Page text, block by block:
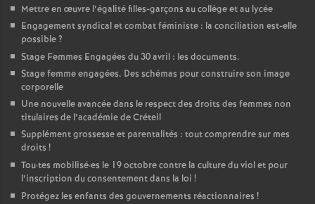
Mettre en œuvre l’égalité filles-garçons au collège et au lycée
Engagement syndical et combat féministe : la conciliation est-elle
possible?
Stage Femmes Engagées du 30 avril : les documents.
Stage femme engagées. Des schémas pour construire son image
corporelle
Une nouvelle avancée dans le respect des droits des femmes non
titulaires de l’académie de Créteil
Supplément grossesse et parentalités : tout comprendre sur mes
droits !
Tou·tes mobilisé·es le 19 octobre contre la culture du viol et pour
l’inscription du consentement dans la loi !
Protégez les enfants des gouvernements réactionnaires !